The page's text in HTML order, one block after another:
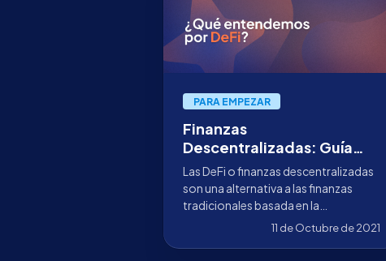
PARA EMPEZAR
Finanzas
Descentralizadas: Guía
completa sobre DeFi
Las DeFi o finanzas descentralizadas
son una alternativa a las finanzas
tradicionales basada en la
descentralización, inmutabilidad y
11 de Octubre de 2021